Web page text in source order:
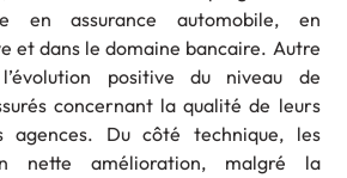
en assurance automobile, en
et dans le domaine bancaire. Autre
positive du niveau de
concernant la qualité de leurs
agences. Du côté technique, les
nette amélioration, malgré la